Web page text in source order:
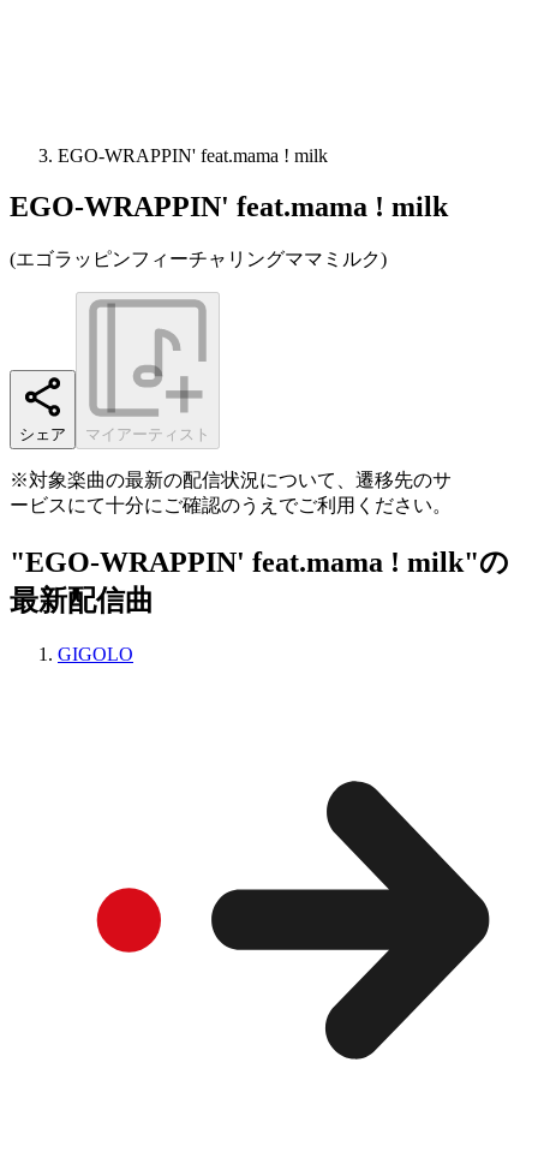
EGO-WRAPPIN' feat.mama ! milk
EGO-WRAPPIN' feat.mama ! milk
(エゴラッピンフィーチャリングママミルク)
シェア マイアーティスト
※対象楽曲の最新の配信状況について、遷移先のサ
ービスにて十分にご確認のうえでご利用ください。
"EGO-WRAPPIN' feat.mama ! milk"の
最新配信曲
GIGOLO